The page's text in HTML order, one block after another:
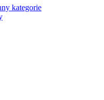
kategorie